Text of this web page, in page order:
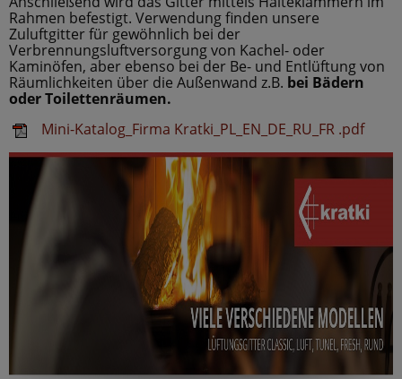
Rahmen befestigt. Verwendung finden unsere
Zuluftgitter für gewöhnlich bei der
Verbrennungsluftversorgung von Kachel- oder
Kaminöfen, aber ebenso bei der Be- und Entlüftung von
Räumlichkeiten über die Außenwand z.B. bei Bädern
oder Toilettenräumen.
Mini-Katalog_Firma Kratki_PL_EN_DE_RU_FR .pdf